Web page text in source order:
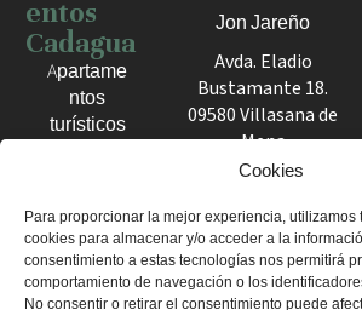
Cookies
Para proporcionar la mejor experiencia, utilizamos
cookies para almacenar y/o acceder a la
consentimiento a estas tecnologías nos permitirá
comportamiento de navegación o los
No consentir o retirar el consentimiento puede
entos
Cadagua
Apartame
ntos
turísticos
el Valle
de Mena.
Estancias
cómodas
Jon Jareño
Avda. Eladio
Bustamante 18.
09580 Villasana de
Mena
España
+34 675 602
960
apartamentosc